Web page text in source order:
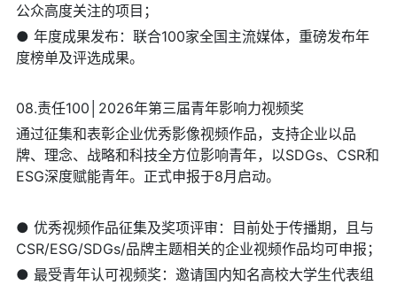
公众高度关注的项目；
● 年度成果发布：联合100家全国主流媒体，重磅发布年
度榜单及评选成果。
08.责任100│2026年第三届青年影响力视频奖
通过征集和表彰企业优秀影像视频作品，支持企业以品
牌、理念、战略和科技全方位影响青年，以SDGs、CSR和
ESG深度赋能青年。正式申报于8月启动。
● 优秀视频作品征集及奖项评审：目前处于传播期，且与
CSR/ESG/SDGs/品牌主题相关的企业视频作品均可申报；
● 最受青年认可视频奖：邀请国内知名高校大学生代表组